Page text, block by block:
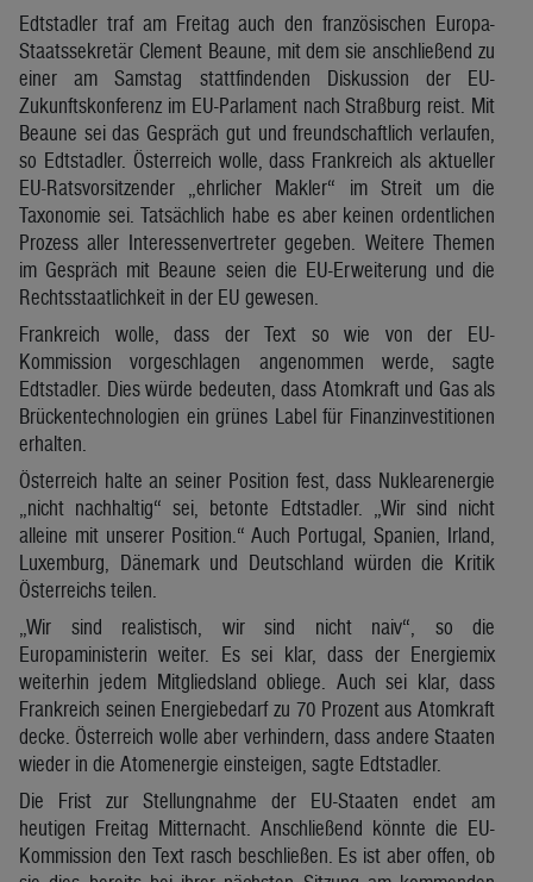
Edtstadler traf am Freitag auch den französischen Europa-
Staatssekretär Clement Beaune, mit dem sie anschließend zu
einer am Samstag stattfindenden Diskussion der EU-
Zukunftskonferenz im EU-Parlament nach Straßburg reist. Mit
Beaune sei das Gespräch gut und freundschaftlich verlaufen,
so Edtstadler. Österreich wolle, dass Frankreich als aktueller
EU-Ratsvorsitzender „ehrlicher Makler“ im Streit um die
Taxonomie sei. Tatsächlich habe es aber keinen ordentlichen
Prozess aller Interessenvertreter gegeben. Weitere Themen
im Gespräch mit Beaune seien die EU-Erweiterung und die
Rechtsstaatlichkeit in der EU gewesen.
Frankreich wolle, dass der Text so wie von der EU-
Kommission vorgeschlagen angenommen werde, sagte
Edtstadler. Dies würde bedeuten, dass Atomkraft und Gas als
Brückentechnologien ein grünes Label für Finanzinvestitionen
erhalten.
Österreich halte an seiner Position fest, dass Nuklearenergie
„nicht nachhaltig“ sei, betonte Edtstadler. „Wir sind nicht
alleine mit unserer Position.“ Auch Portugal, Spanien, Irland,
Luxemburg, Dänemark und Deutschland würden die Kritik
Österreichs teilen.
„Wir sind realistisch, wir sind nicht naiv“, so die
Europaministerin weiter. Es sei klar, dass der Energiemix
weiterhin jedem Mitgliedsland obliege. Auch sei klar, dass
Frankreich seinen Energiebedarf zu 70 Prozent aus Atomkraft
decke. Österreich wolle aber verhindern, dass andere Staaten
wieder in die Atomenergie einsteigen, sagte Edtstadler.
Die Frist zur Stellungnahme der EU-Staaten endet am
heutigen Freitag Mitternacht. Anschließend könnte die EU-
Kommission den Text rasch beschließen. Es ist aber offen, ob